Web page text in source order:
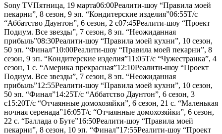
Sony TVПятница, 19 марта06:00Реалити-шоу “Правила моей
пекарни”, 8 сезон, 9 эп. “Кондитерские изделия”06:55Т/с
“Аббатство Даунтон”, 6 сезон, 2 с07:45Реалити-шоу “Проект
Подиум. Все звезды”, 7 сезон, 8 эп. “Неожиданная
прибыль”08:30Реалити-шоу “Правила моей кухни”, 10 сезон,
50 эп. “Финал”10:00Реалити-шоу “Правила моей пекарни”, 8
сезон, 9 эп. “Кондитерские изделия”11:05Т/с “Чужестранка”, 4
сезон, 1 с. “Америка прекрасная”12:10Реалити-шоу “Проект
Подиум. Все звезды”, 7 сезон, 8 эп. “Неожиданная
прибыль”12:55Реалити-шоу “Правила моей кухни”, 10 сезон,
50 эп. “Финал”14:25Т/с “Аббатство Даунтон”, 6 сезон, 3
с15:20Т/с “Отчаянные домохозяйки”, 6 сезон, 21 с. “Маленькая
ночная серенада”16:05Т/с “Отчаянные домохозяйки”, 6 сезон,
22 с. “Баллада о Буте”16:50Реалити-шоу “Правила моей
пекарни”, 8 сезон, 10 эп. “Финал”17:55Реалити-шоу “Проект